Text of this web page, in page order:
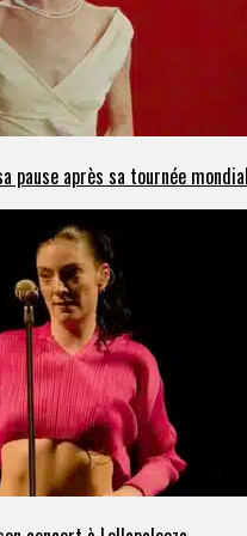
pause après sa tournée